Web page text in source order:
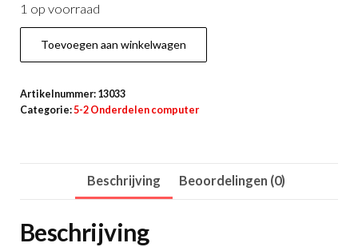
was:
€19.95.
is:
€15.00.
1 op voorraad
Battery
Kit
per
Toevoegen aan winkelwagen
Artikelnummer: 13033
Categorie:5-2 Onderdelen computer
Beschrijving Beoordelingen (0)
Beschrijving